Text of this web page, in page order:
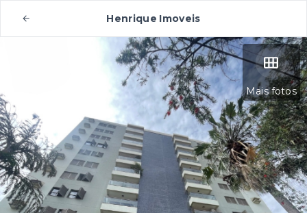
Henrique Imoveis
Mais fotos